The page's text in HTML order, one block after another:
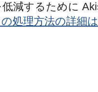
減するために
処理方法の詳細